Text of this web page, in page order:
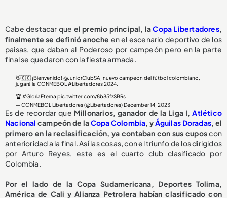
Cabe destacar que el premio principal, laCopa Libertadores,
finalmente se definió anoche en el escenario deportivo de los
paisas, que daban al Poderoso por campeón pero en la parte
final se quedaron con la fiesta armada.
👋🇨🇴 ¡Bienvenido!@JuniorClubSA , nuevo campeón del fútbol colombiano,
jugará la CONMEBOL#Libertadores2024.
🏆#GloriaEterna pic.twitter.com/8b85fzSBRs
— CONMEBOL Libertadores (@Libertadores)December 14, 2023
Es de recordar que Millonarios, ganador de la Liga I,Atlético
Nacionalcampeón de laCopa Colombia, yÁguilas Doradas, el
primero en la reclasificación, ya contaban con sus cuposcon
anterioridad a la final. Así las cosas, con el triunfo de los dirigidos
por Arturo Reyes, este es el cuarto club clasificado por
Colombia.
Por el lado de la Copa Sudamericana, Deportes Tolima,
América de Cali y Alianza Petrolera habían clasificado con